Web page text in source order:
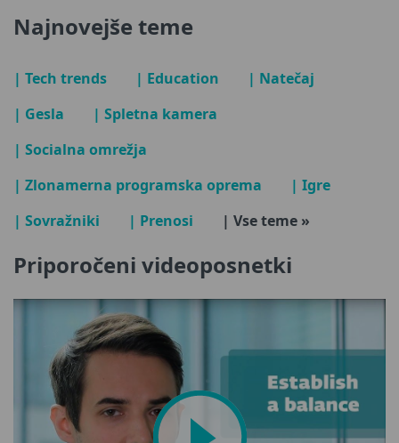
Najnovejše teme
| Tech trends | Education
| Natečaj
| Gesla
| Spletna kamera
| Socialna omrežja
| Zlonamerna programska oprema
| Igre
| Sovražniki
| Prenosi | Vse teme »
Priporočeni videoposnetki